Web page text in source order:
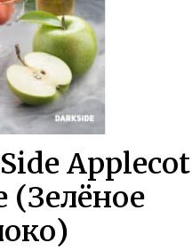
Applecot
(Зелёное